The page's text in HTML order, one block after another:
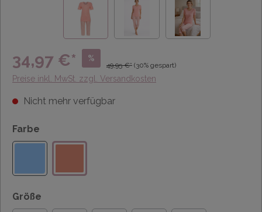
34,97 €* %
49,95 €* (30% gespart)
Preise inkl. MwSt. zzgl. Versandkosten
Nicht mehr verfügbar
Farbe
Größe